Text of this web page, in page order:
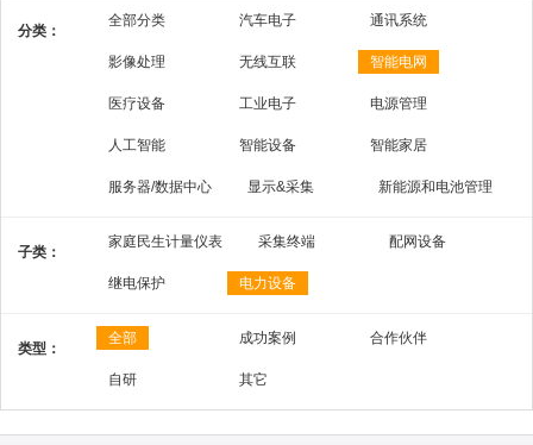
分类：
全部分类 汽车电子 通讯系统
影像处理 无线互联 智能电网
医疗设备 工业电子 电源管理
人工智能 智能设备 智能家居
服务器/数据中心 显示&采集 新能源和电池管理
子类：
家庭民生计量仪表 采集终端 配网设备
继电保护 电力设备
类型：
全部 成功案例 合作伙伴
自研 其它